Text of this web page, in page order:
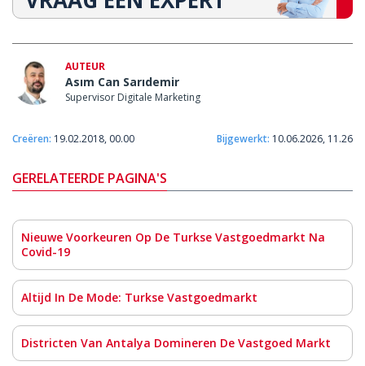
AUTEUR
Asım Can Sarıdemir
Supervisor Digitale Marketing
Creëren: 19.02.2018, 00.00 Bijgewerkt: 10.06.2026, 11.26
GERELATEERDE PAGINA'S
Nieuwe Voorkeuren Op De Turkse Vastgoedmarkt Na
Covid-19
Altijd In De Mode: Turkse Vastgoedmarkt
Districten Van Antalya Domineren De Vastgoed Markt